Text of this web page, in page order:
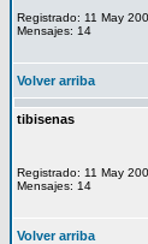
Registrado: 11 May
Mensajes: 14
Volver arriba
tibisenas
Registrado: 11 May
Mensajes: 14
Volver arriba